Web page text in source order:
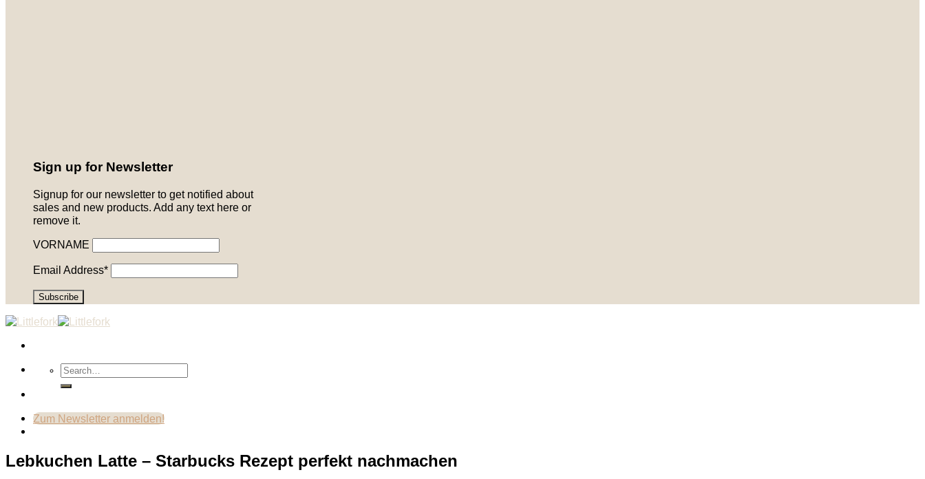
Sign up for Newsletter
Signup for our newsletter to get notified about
sales and new products. Add any text here or
remove it.
VORNAME
Email Address*
Zum Newsletter anmelden!
Lebkuchen Latte – Starbucks Rezept perfekt nachmachen